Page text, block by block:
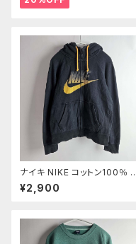
ナイキ NIKE コットン100％
ジタルロゴプリント フルジップ
ウェットパーカー フーディー M
¥2,900